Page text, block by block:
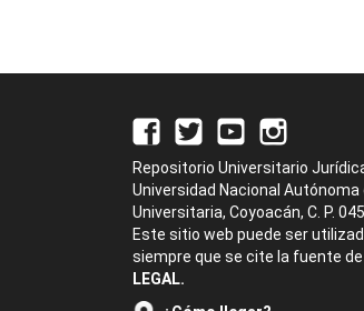
Repositorio Universitario
Universidad Nacional Autónoma
Universitaria, Coyoacán, C. P.
Este sitio web puede ser
siempre que se cite la fuente
LEGAL.